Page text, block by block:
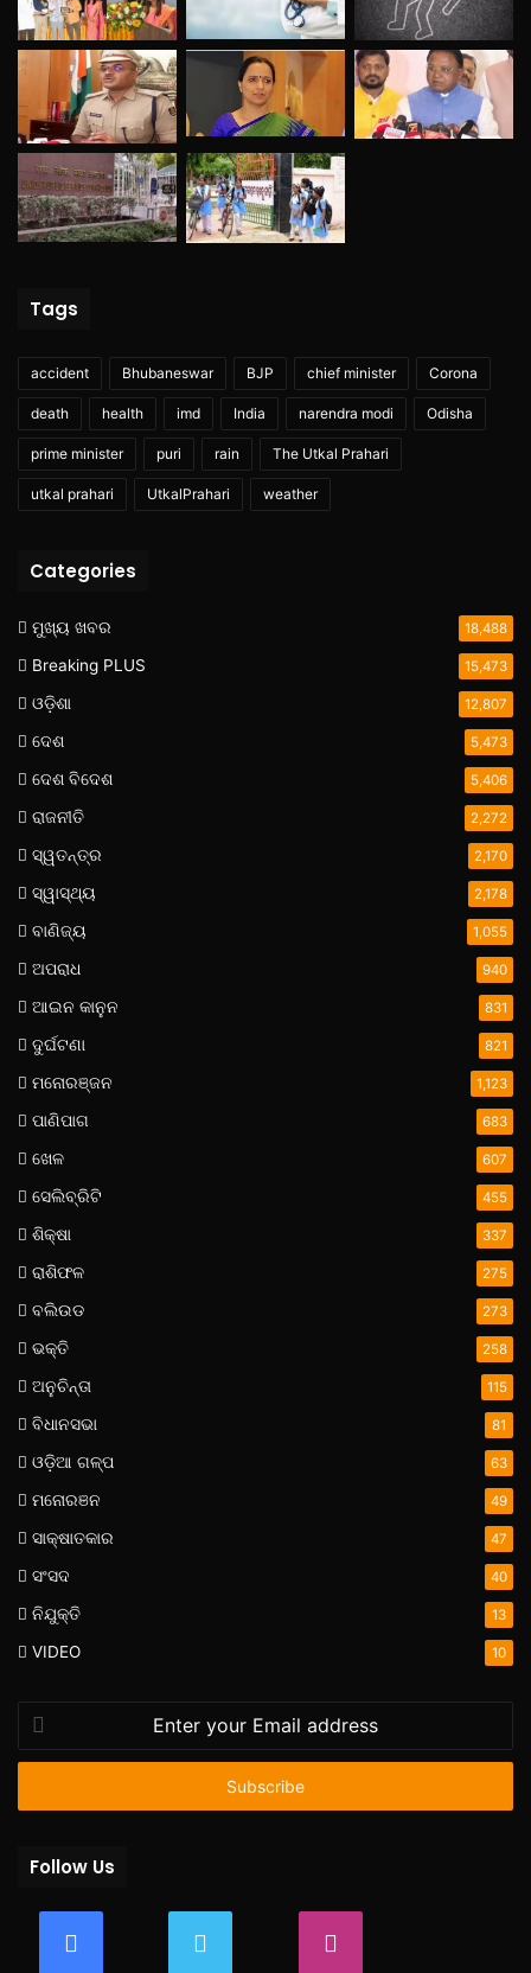
Tags
accident Bhubaneswar BJP chief minister Corona
death health imd India narendra modi Odisha
prime minister puri rain The Utkal Prahari
utkal prahari UtkalPrahari weather
Categories
ମୁଖ୍ୟ ଖବର 18,488
Breaking PLUS 15,473
ଓଡ଼ିଶା 12,807
ଦେଶ 5,473
ଦେଶ ବିଦେଶ 5,406
ରାଜନୀତି 2,272
ସ୍ୱତନ୍ତ୍ର 2,170
ସ୍ୱାସ୍ଥ୍ୟ 2,178
ବାଣିଜ୍ୟ 1,055
ଅପରାଧ 940
ଆଇନ କାନୁନ 831
ଦୁର୍ଘଟଣା 821
ମନୋରଞ୍ଜନ 1,123
ପାଣିପାଗ 683
ଖେଳ 607
ସେଲିବ୍ରିଟି 455
ଶିକ୍ଷା 337
ରାଶିଫଳ 275
ବଲିଉଡ 273
ଭକ୍ତି 258
ଅନୁଚିନ୍ତା 115
ବିଧାନସଭା 81
ଓଡ଼ିଆ ଗଳ୍ପ 63
ମନୋରଞନ 49
ସାକ୍ଷାତକାର 47
ସଂସଦ 40
ନିଯୁକ୍ତି 13
VIDEO 10
your
Email
Follow Us